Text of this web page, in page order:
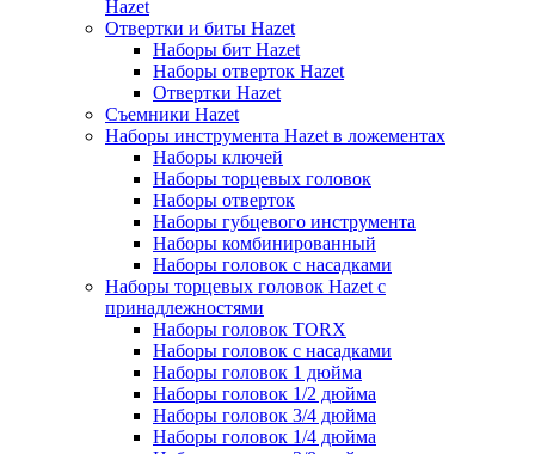
Hazet
Отвертки и биты Hazet
Наборы бит Hazet
Наборы отверток Hazet
Отвертки Hazet
Съемники Hazet
Наборы инструмента Hazet в ложементах
Наборы ключей
Наборы торцевых головок
Наборы отверток
Наборы губцевого инструмента
Наборы комбинированный
Наборы головок с насадками
Наборы торцевых головок Hazet с
принадлежностями
Наборы головок TORX
Наборы головок с насадками
Наборы головок 1 дюйма
Наборы головок 1/2 дюйма
Наборы головок 3/4 дюйма
Наборы головок 1/4 дюйма